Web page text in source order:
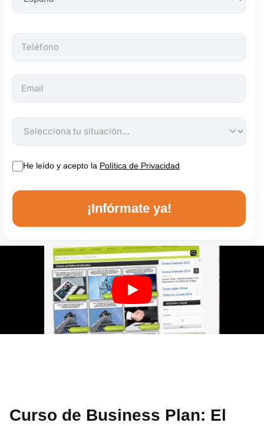
He leído y acepto la Política de Privacidad
¡Infórmate ya!
Curso de Business Plan: El